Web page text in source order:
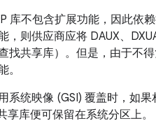
库不包含扩展功能，因此依
，则供应商应将 DAUX、
找共享库）。但是，由于不
。
系统映像 (GSI) 覆盖时，如
享库便可保留在系统分区上。